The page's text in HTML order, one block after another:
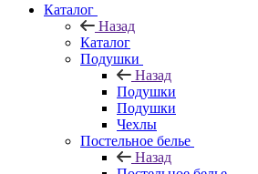
Каталог
Назад
Каталог
Подушки
Назад
Подушки
Подушки
Чехлы
Постельное белье
Назад